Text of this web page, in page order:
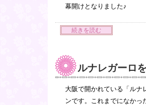
幕開けとな
続きを読む
ルナレガーロ
大阪で開かれている「ルナ
ンです。これまでになかっ